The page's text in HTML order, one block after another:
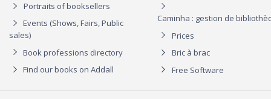
Portraits of booksellers
Events (Shows, Fairs, Public
sales)
Book professions directory
Find our books on Addall
Caminha : gestion de
Prices
Bric à brac
Free Software